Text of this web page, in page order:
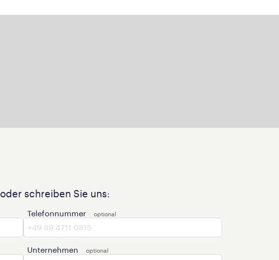
oder schreiben Sie uns:
Telefonnummer
Unternehmen